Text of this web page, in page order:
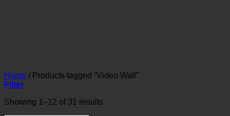
Home / Products tagged “Video Wall”
Filter
Showing 1–12 of 31 results